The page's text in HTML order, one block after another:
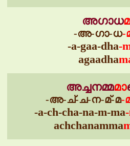
അഗാധ
-അ-ഗാ-ധ-
-a-gaa-dha-
agaadha
അച്ചനമ്മമാ
-അ-ച്-ച-ന-മ്-മ-
-a-ch-cha-na-m-ma
achchanamma